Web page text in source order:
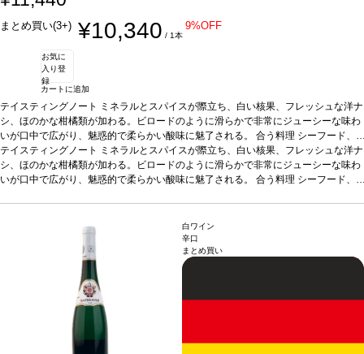
まとめ買い(3+) ¥10,340 / 1本
9%OFF
お気に
入り登
録
カートに追加
テイスティングノート
ミネラルとスパイスが際立ち、白い核果、フレッシュな洋ナ
シ、ほのかな柑橘類が加わる。ビロードのように滑らかで非常にジューシーな味わ
いが口中で広がり、魅惑的で柔らかい酸味に魅了される。 合う料理 シーフード、
ローストチキンなどと好相性。葡萄品種リースリング
テイスティングノート
ミネラルとスパイスが際立ち、白い核果、フレッシュな洋ナ
シ、ほのかな柑橘類が加わる。ビロードのように滑らかで非常にジューシーな味わ
いが口中で広がり、魅惑的で柔らかい酸味に魅了される。 合う料理 シーフード、
白ワイン
辛口
まとめ買い